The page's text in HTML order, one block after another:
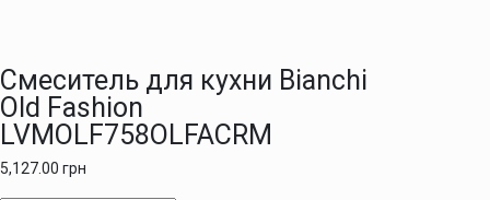
Смеситель для кухни Bianchi
Old Fashion
LVMOLF758OLFACRM
5,127.00 грн